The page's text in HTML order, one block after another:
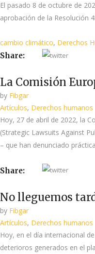
El pasado 8 de octubre de
aprobación de la Resolución
cambio climático, Derechos
Share:
La Comisión
by Fibgar
Artículos, Derechos humanos
Hoy, 27 de abril de 2022, la
(Strategic Lawsuits Against
– que han denunciado
Share:
No lleguemos
by Fibgar
Artículos, Derechos humanos
Hoy, en el día internacional
deterioros generados en el